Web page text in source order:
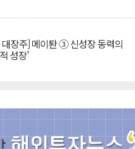
대장주] 메이퇀 ③ 신성장 동력의
성장'